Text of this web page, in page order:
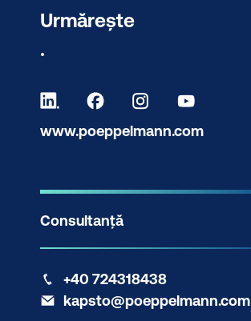
Urmărește
.
www.poeppelmann.com
Consultanță
+40 724318438
kapsto@poeppelmann.com